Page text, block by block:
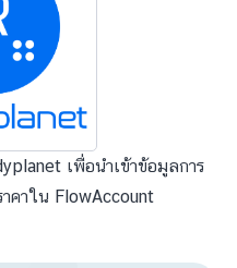
เพื่อนำเข้าข้อมูลการ
คาใน FlowAccount